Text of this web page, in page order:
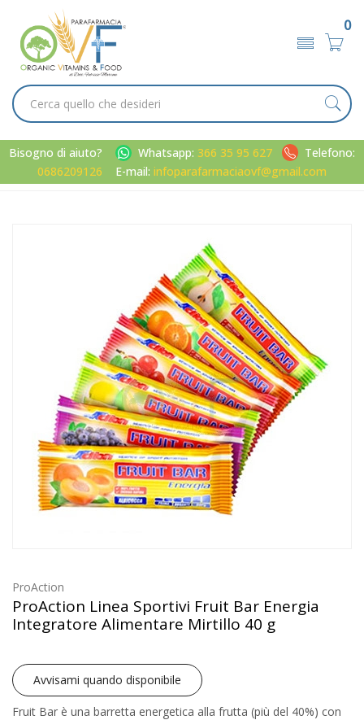
0
Bisogno di aiuto? Whatsapp: 366 35 95 627
Telefono:
0686209126
E-mail: infoparafarmaciaovf@gmail.com
Alimentare Mirtillo 40 g
ProAction
ProAction Linea Sportivi Fruit Bar Energia
Integratore Alimentare Mirtillo 40 g
Avvisami quando disponibile
Fruit Bar è una barretta energetica alla frutta (più del 40%) con